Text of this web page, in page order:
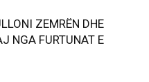
ZEMRËN DHE
NGA FURTUNAT E